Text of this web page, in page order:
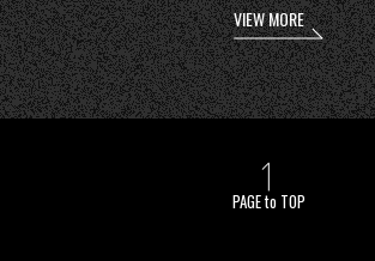
VIEW MORE
PAGE to TOP